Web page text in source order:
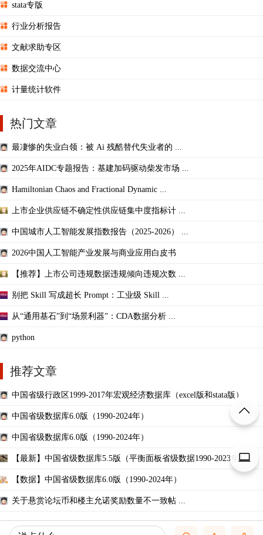
stata专版
行业分析报告
文献求助专区
数据交流中心
计量统计软件
热门文章
最凄惨的失业白领：被 Ai 残酷替代失业者的 ...
2025年AIDC专题报告：基建加码驱动柴发市场 ...
Hamiltonian Chaos and Fractional Dynamic ...
上市企业供应链不确定性供应链集中度指标计 ...
中国城市人工智能发展指数报告（2025-2026） ...
2026中国人工智能产业发展与商业应用白皮书
【推荐】上市公司违规数据违规倾向违规次数 ...
别把 Skill 写成超长 Prompt：工业级 Skill ...
从“通用基石”到“场景利器”：CDA数据分析 ...
python
推荐文章
中国省级行政区1999-2017年宏观经济数据库（excel版和stata版）
中国省级数据库6.0版（1990-2024年）
中国省级数据库6.0版（1990-2024年）
【最新】中国省级数据库5.5版（平衡面板省级数据1990-2023年）
【数据】中国省级数据库6.0版（1990-2024年）
关于悬赏论坛币和楼主允诺奖励数量不一致帖 ...